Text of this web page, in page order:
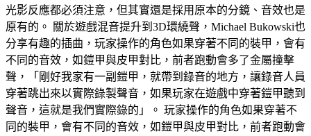
光影反應都必須注意，但其實還是採用原本的分鏡、音效也是
原有的。 關於遊戲混音提升到3D環繞聲，Michael Bukowski也
分享有趣的插曲，玩家操作的角色如果穿著不同的裝甲，會有
不同的音效，如鎧甲與皮甲對比，前者跑動會多了金屬撞擊
聲，「剛好我家有一副鎧甲，就帶到錄音的地方，讓錄音人員
穿著跳出來以實際錄製聲音，如果玩家在遊戲中穿著鎧甲聽到
聲音，這就是我們實際錄的」。 玩家操作的角色如果穿著不
同的裝甲，會有不同的音效，如鎧甲與皮甲對比，前者跑動會